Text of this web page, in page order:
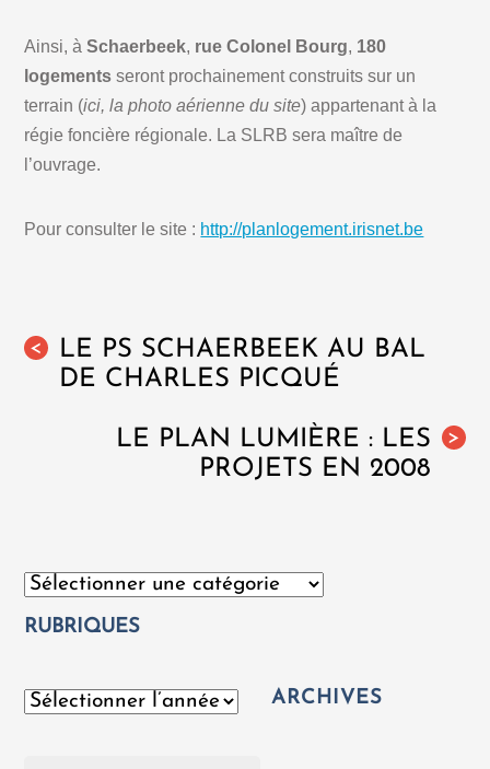
Ainsi, àSchaerbeek, rue Colonel Bourg, 180
logements seront prochainement construits sur un
terrain (ici, la photo aérienne du site) appartenant à la
régie foncière régionale. La SLRB sera maître de
l’ouvrage.
Pour consulter le site : http://planlogement.irisnet.be
<
LE PS SCHAERBEEK AU BAL
DE CHARLES PICQUÉ
>
LE PLAN LUMIÈRE : LES
PROJETS EN 2008
Catégories
RUBRIQUES
Archives ARCHIVES